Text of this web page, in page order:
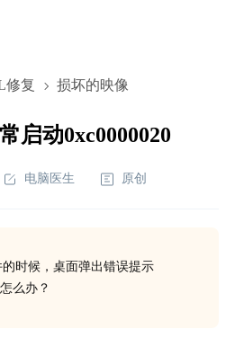
修复 损坏的映像
启动0xc0000020
电脑医生 原创
时候，桌面弹出错误提示
么办？